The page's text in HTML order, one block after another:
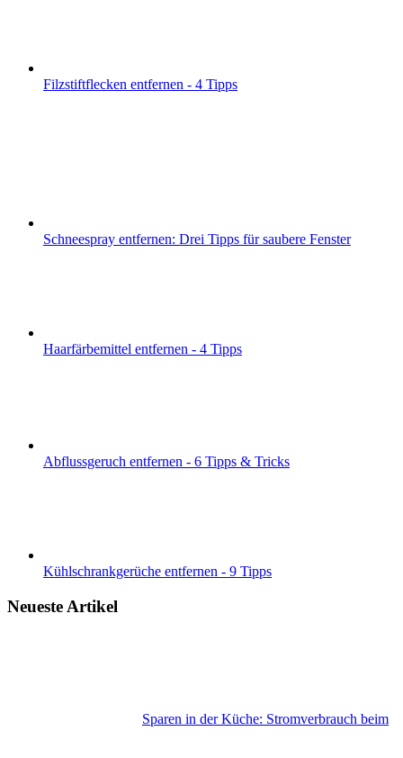
Filzstiftflecken entfernen - 4 Tipps
Schneespray entfernen: Drei Tipps für saubere Fenster
Haarfärbemittel entfernen - 4 Tipps
Abflussgeruch entfernen - 6 Tipps & Tricks
Kühlschrankgerüche entfernen - 9 Tipps
Neueste Artikel
Sparen in der Küche: Stromverbrauch beim